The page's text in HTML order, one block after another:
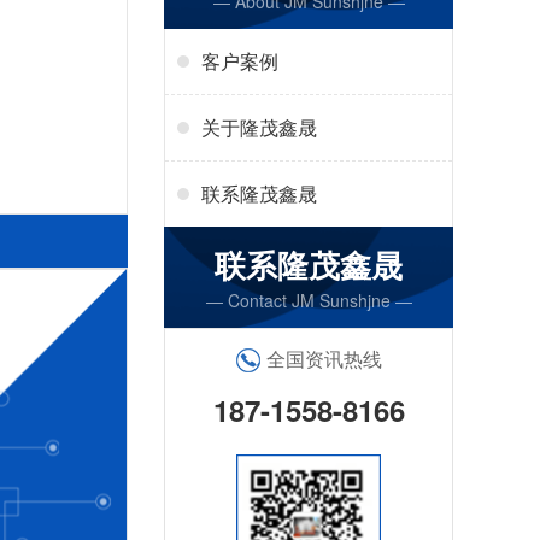
客户案例
关于隆茂鑫晟
联系隆茂鑫晟
联系隆茂鑫晟
— Contact JM Sunshjne —
全国资讯热线
187-1558-8166